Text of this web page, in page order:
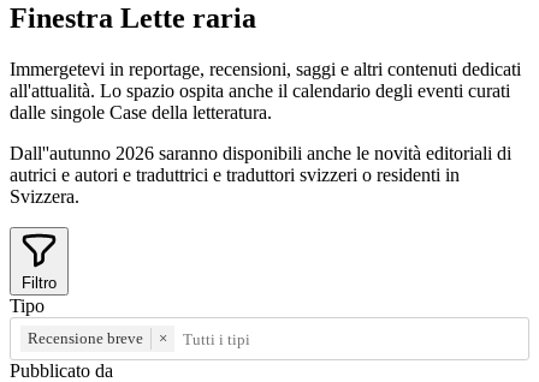
Finestra Lette raria
Immergetevi in reportage, recensioni, saggi e altri contenuti dedicati
all'attualità. Lo spazio ospita anche il calendario degli eventi curati
dalle singole Case della letteratura.
Dall''autunno 2026 saranno disponibili anche le novità editoriali di
autrici e autori e traduttrici e traduttori svizzeri o residenti in
Svizzera.
Filtro
Tipo
Recensione breve ×
Pubblicato da